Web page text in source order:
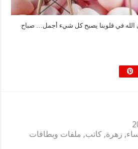
في قلوبنا يصبح كل شيء أجمل… صباح
, زهرة, كاتب, ملفات وبطاقات